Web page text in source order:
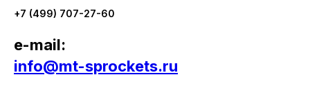
+7 (499) 707-27-60
e-mail:
info@mt-sprockets.ru